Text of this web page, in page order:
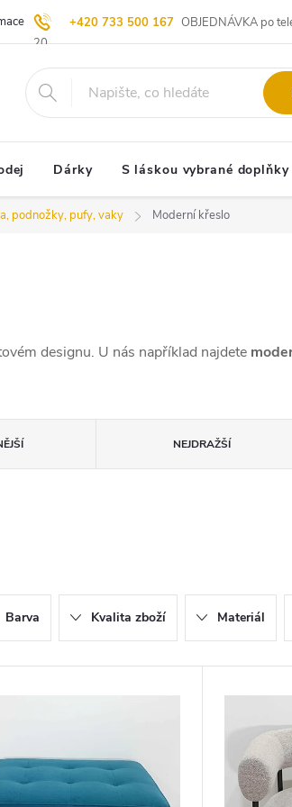
+420 733 500 167 OBJEDNÁVKA po
20
| Vrácení zboží Blog 20 let u Starých
Dárky S láskou vybrané doplňky
podnožky, pufy, vaky Moderní křeslo
designu. U nás například najdete
NEJDRAŽŠÍ
Barva Kvalita zboží Materiál